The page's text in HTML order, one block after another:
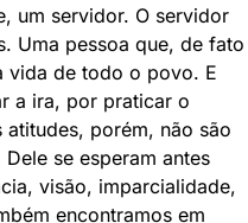
um servidor. O servidor
Uma pessoa que, de fato
vida de todo o povo. E
a ira, por praticar o
porém, não são
se esperam antes
visão, imparcialidade,
encontramos em